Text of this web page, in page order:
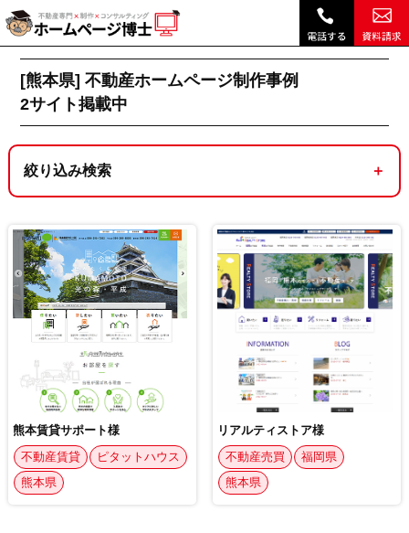
熊本県｜不動産ホームページ制作実績・デザイン事例 ｜ホームページ博士（博士.com）|
不動産ホームページ制作トップ [熊本県]不動産ホームページ制作実績一覧 2サイト
[熊本県] 不動産ホームページ制作事例
2サイト掲載中
絞り込み検索
熊本賃貸サポート様
不動産賃貸
ピタットハウス
熊本県
リアルティストア様
不動産売買
福岡県
熊本県